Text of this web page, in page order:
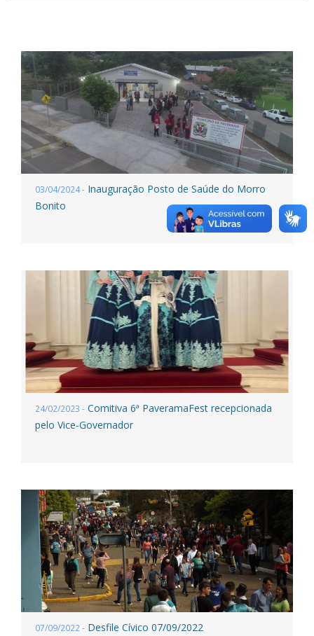
03/04/2024 - Inauguração Posto de Saúde do Morro
Bonito
24/02/2023 - Comitiva 6ª PaveramaFest recepcionada
pelo Vice-Governador
07/09/2022 - Desfile Cívico 07/09/2022